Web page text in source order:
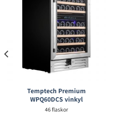
Temptech Premium
WPQ60DCS vinkyl
46 flaskor